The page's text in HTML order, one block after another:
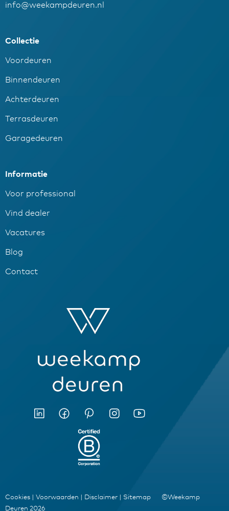
info@weekampdeuren.nl
Collectie
Voordeuren
Binnendeuren
Achterdeuren
Terrasdeuren
Garagedeuren
Informatie
Voor professional
Vind dealer
Vacatures
Blog
Contact
Cookies Voorwaarden Disclaimer Sitemap ©Weekamp
Deuren 2026